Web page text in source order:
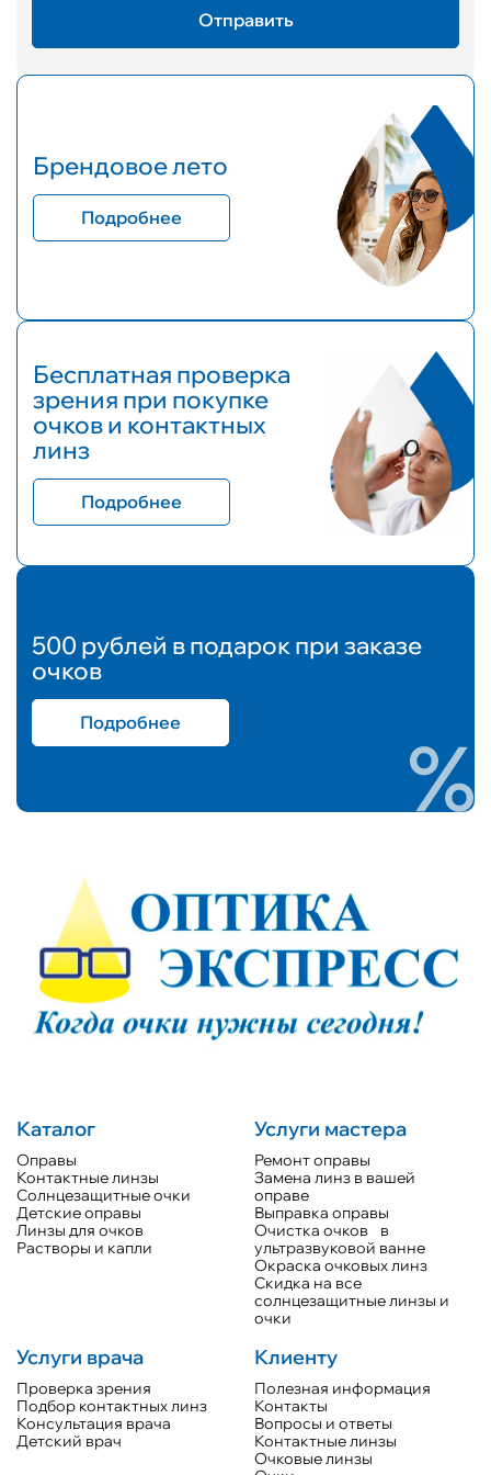
Брендовое лето
Подробнее
Бесплатная проверка
зрения при покупке
очков и контактных
линз
Подробнее
500 рублей в подарок при заказе
очков
Подробнее
Каталог
Оправы
Контактные линзы
Солнцезащитные очки
Детские оправы
Линзы для очков
Растворы и капли
Услуги мастера
Ремонт оправы
Замена линз в вашей
оправе
Выправка оправы
Очистка очков в
ультразвуковой ванне
Окраска очковых линз
Скидка на все
солнцезащитные линзы и
очки
Услуги врача
Проверка зрения
Подбор контактных линз
Консультация врача
Детский врач
Клиенту
Полезная информация
Контакты
Вопросы и ответы
Контактные линзы
Очковые линзы